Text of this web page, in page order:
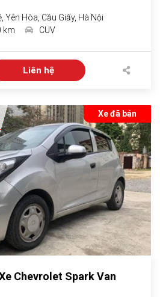
Yên Hòa, Cầu Giấy, Hà Nội
km CUV
Liên hệ
Xe đã bán
Chevrolet Spark Van